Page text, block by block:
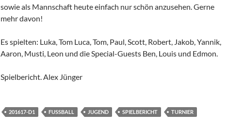
sowie als Mannschaft heute einfach nur schön anzusehen. Gerne
mehr davon!
Es spielten: Luka, Tom Luca, Tom, Paul, Scott, Robert, Jakob, Yannik,
Aaron, Musti, Leon und die Special-Guests Ben, Louis und Edmon.
Spielbericht. Alex Jünger
201617-D1 FUSSBALL JUGEND SPIELBERICHT TURNIER